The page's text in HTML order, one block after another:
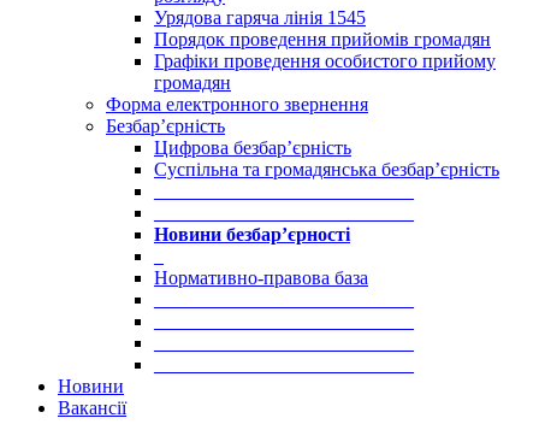
Урядова гаряча лінія 1545
Порядок проведення прийомів громадян
Графіки проведення особистого прийому
громадян
Форма електронного звернення
Безбар’єрність
Цифрова безбар’єрність
Суспільна та громадянська безбар’єрність
Новини безбар’єрності
Нормативно-правова база
Новини
Вакансії